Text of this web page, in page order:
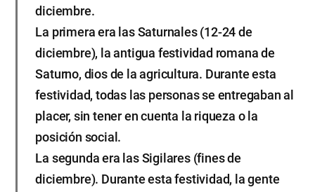
diciembre.
La primera era las Saturnales (12-24 de
diciembre), la antigua festividad romana de
Saturno, dios de la agricultura. Durante esta
festividad, todas las personas se entregaban al
placer, sin tener en cuenta la riqueza o la
posición social.
La segunda era las Sigilares (fines de
diciembre). Durante esta festividad, la gente